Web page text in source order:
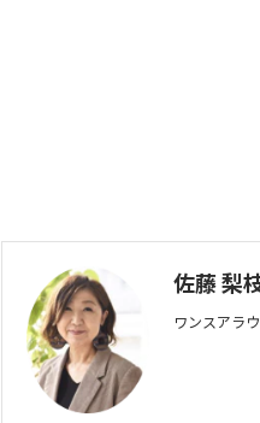
佐藤 梨
ワンスアラ